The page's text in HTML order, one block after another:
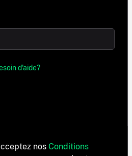
d'aide?
nos Conditions